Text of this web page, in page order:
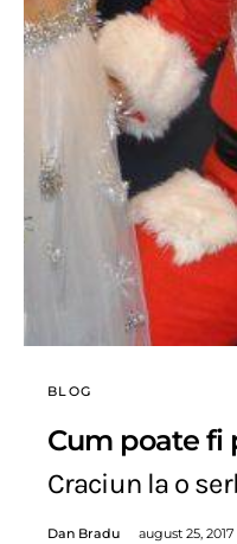
BLOG
Cum poate fi
Craciun la o
Dan Bradu august 25, 2017